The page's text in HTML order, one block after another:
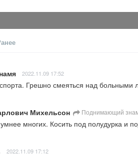
2022.11.09 17:52
Грешно смеяться над больными
Михельсон Поднимающий
многих. Косить под полудурка и
2022.11.09 17:12